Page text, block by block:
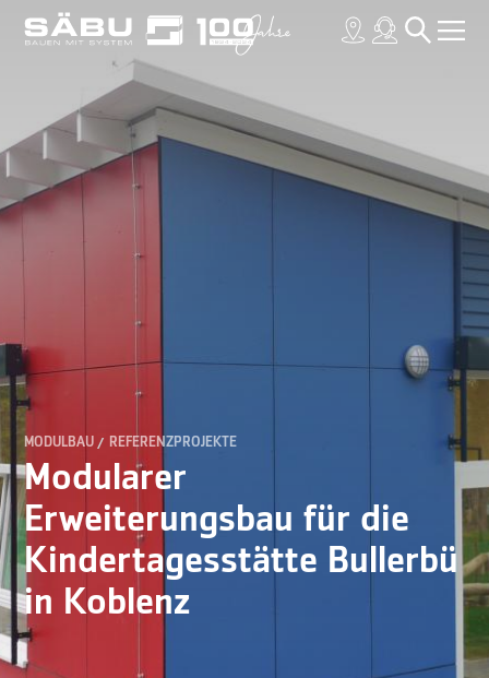
MODULBAU REFERENZPROJEKTE
Modularer
Erweiterungsbau für die
Kindertagesstätte Bullerbü
in Koblenz